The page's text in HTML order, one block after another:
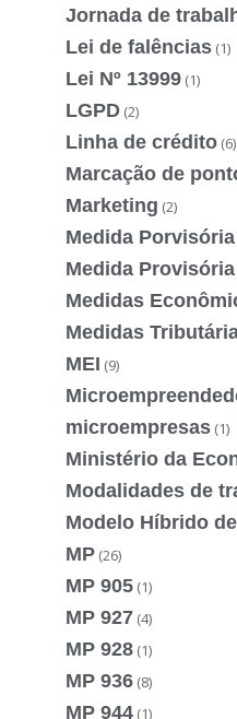
Jornada de
Lei de falências (1)
Lei Nº 13999 (1)
LGPD (2)
Linha de crédito (6)
Marcação de
Marketing (2)
Medida Porvisória
Medida Provisória
Medidas
Medidas
MEI (9)
microempresas (1)
Ministério da
Modalidades de
Modelo Híbrido
MP (26)
MP 905 (1)
MP 927 (4)
MP 928 (1)
MP 936 (8)
MP 944 (1)